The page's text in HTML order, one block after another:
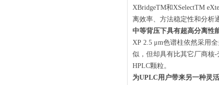
XBridgeTM和XSelectTM
离效率、方法稳定性和分析
中等背压下具有超高分离性
XP 2.5 μm色谱柱依然采用
似，但却具有比其它厂商核
HPLC颗粒。
为UPLC用户带来另一种灵